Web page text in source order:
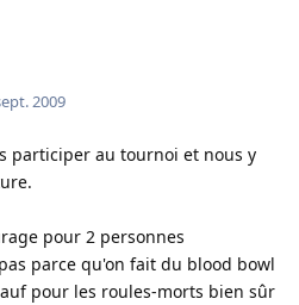
2009
participer au tournoi et nous y
pour 2 personnes
parce qu'on fait du blood bowl
pour les roules-morts bien sûr